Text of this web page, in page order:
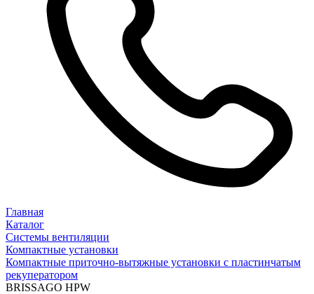
Главная
Каталог
Системы вентиляции
Компактные установки
Компактные приточно-вытяжные установки с пластинчатым
рекуператором
BRISSAGO HPW